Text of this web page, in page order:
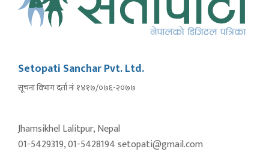
Setopati Sanchar Pvt. Ltd.
सूचना विभाग दर्ता नंः १४१७/०७६-२०७७
Jhamsikhel Lalitpur, Nepal
01-5429319, 01-5428194 setopati@gmail.com